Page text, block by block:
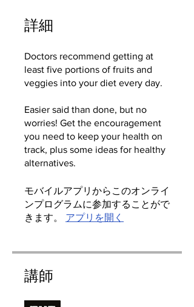
詳細
Doctors recommend getting at
least five portions of fruits and
veggies into your diet every day.
Easier said than done, but no
worries! Get the encouragement
you need to keep your health on
track, plus some ideas for healthy
モバイルアプリからこのオンライ
ンプログラムに参加することがで
きます。
アプリを開く
講師